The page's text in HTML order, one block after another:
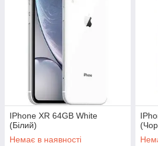
IPhone XR 64GB White
(Білий)
Немає в наявності